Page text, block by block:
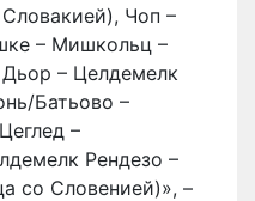
Чоп –
– Мишкольц –
– Целдемелк
Батьово –
–
Рендезо –
со Словенией)», –